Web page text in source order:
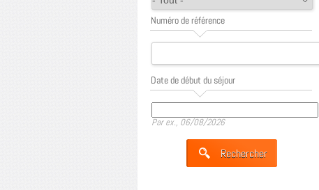
Numéro de référence
Date de début du séjour
Date
Par ex., 06/08/2026